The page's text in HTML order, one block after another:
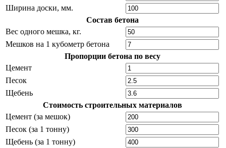
Ширина доски, мм.
Состав бетона
Вес одного мешка, кг.
Мешков на 1 кубометр бетона
Пропорции бетона по весу
Цемент
Песок
Щебень
Стоимость строительных материалов
Цемент (за мешок)
Песок (за 1 тонну)
Щебень (за 1 тонну)